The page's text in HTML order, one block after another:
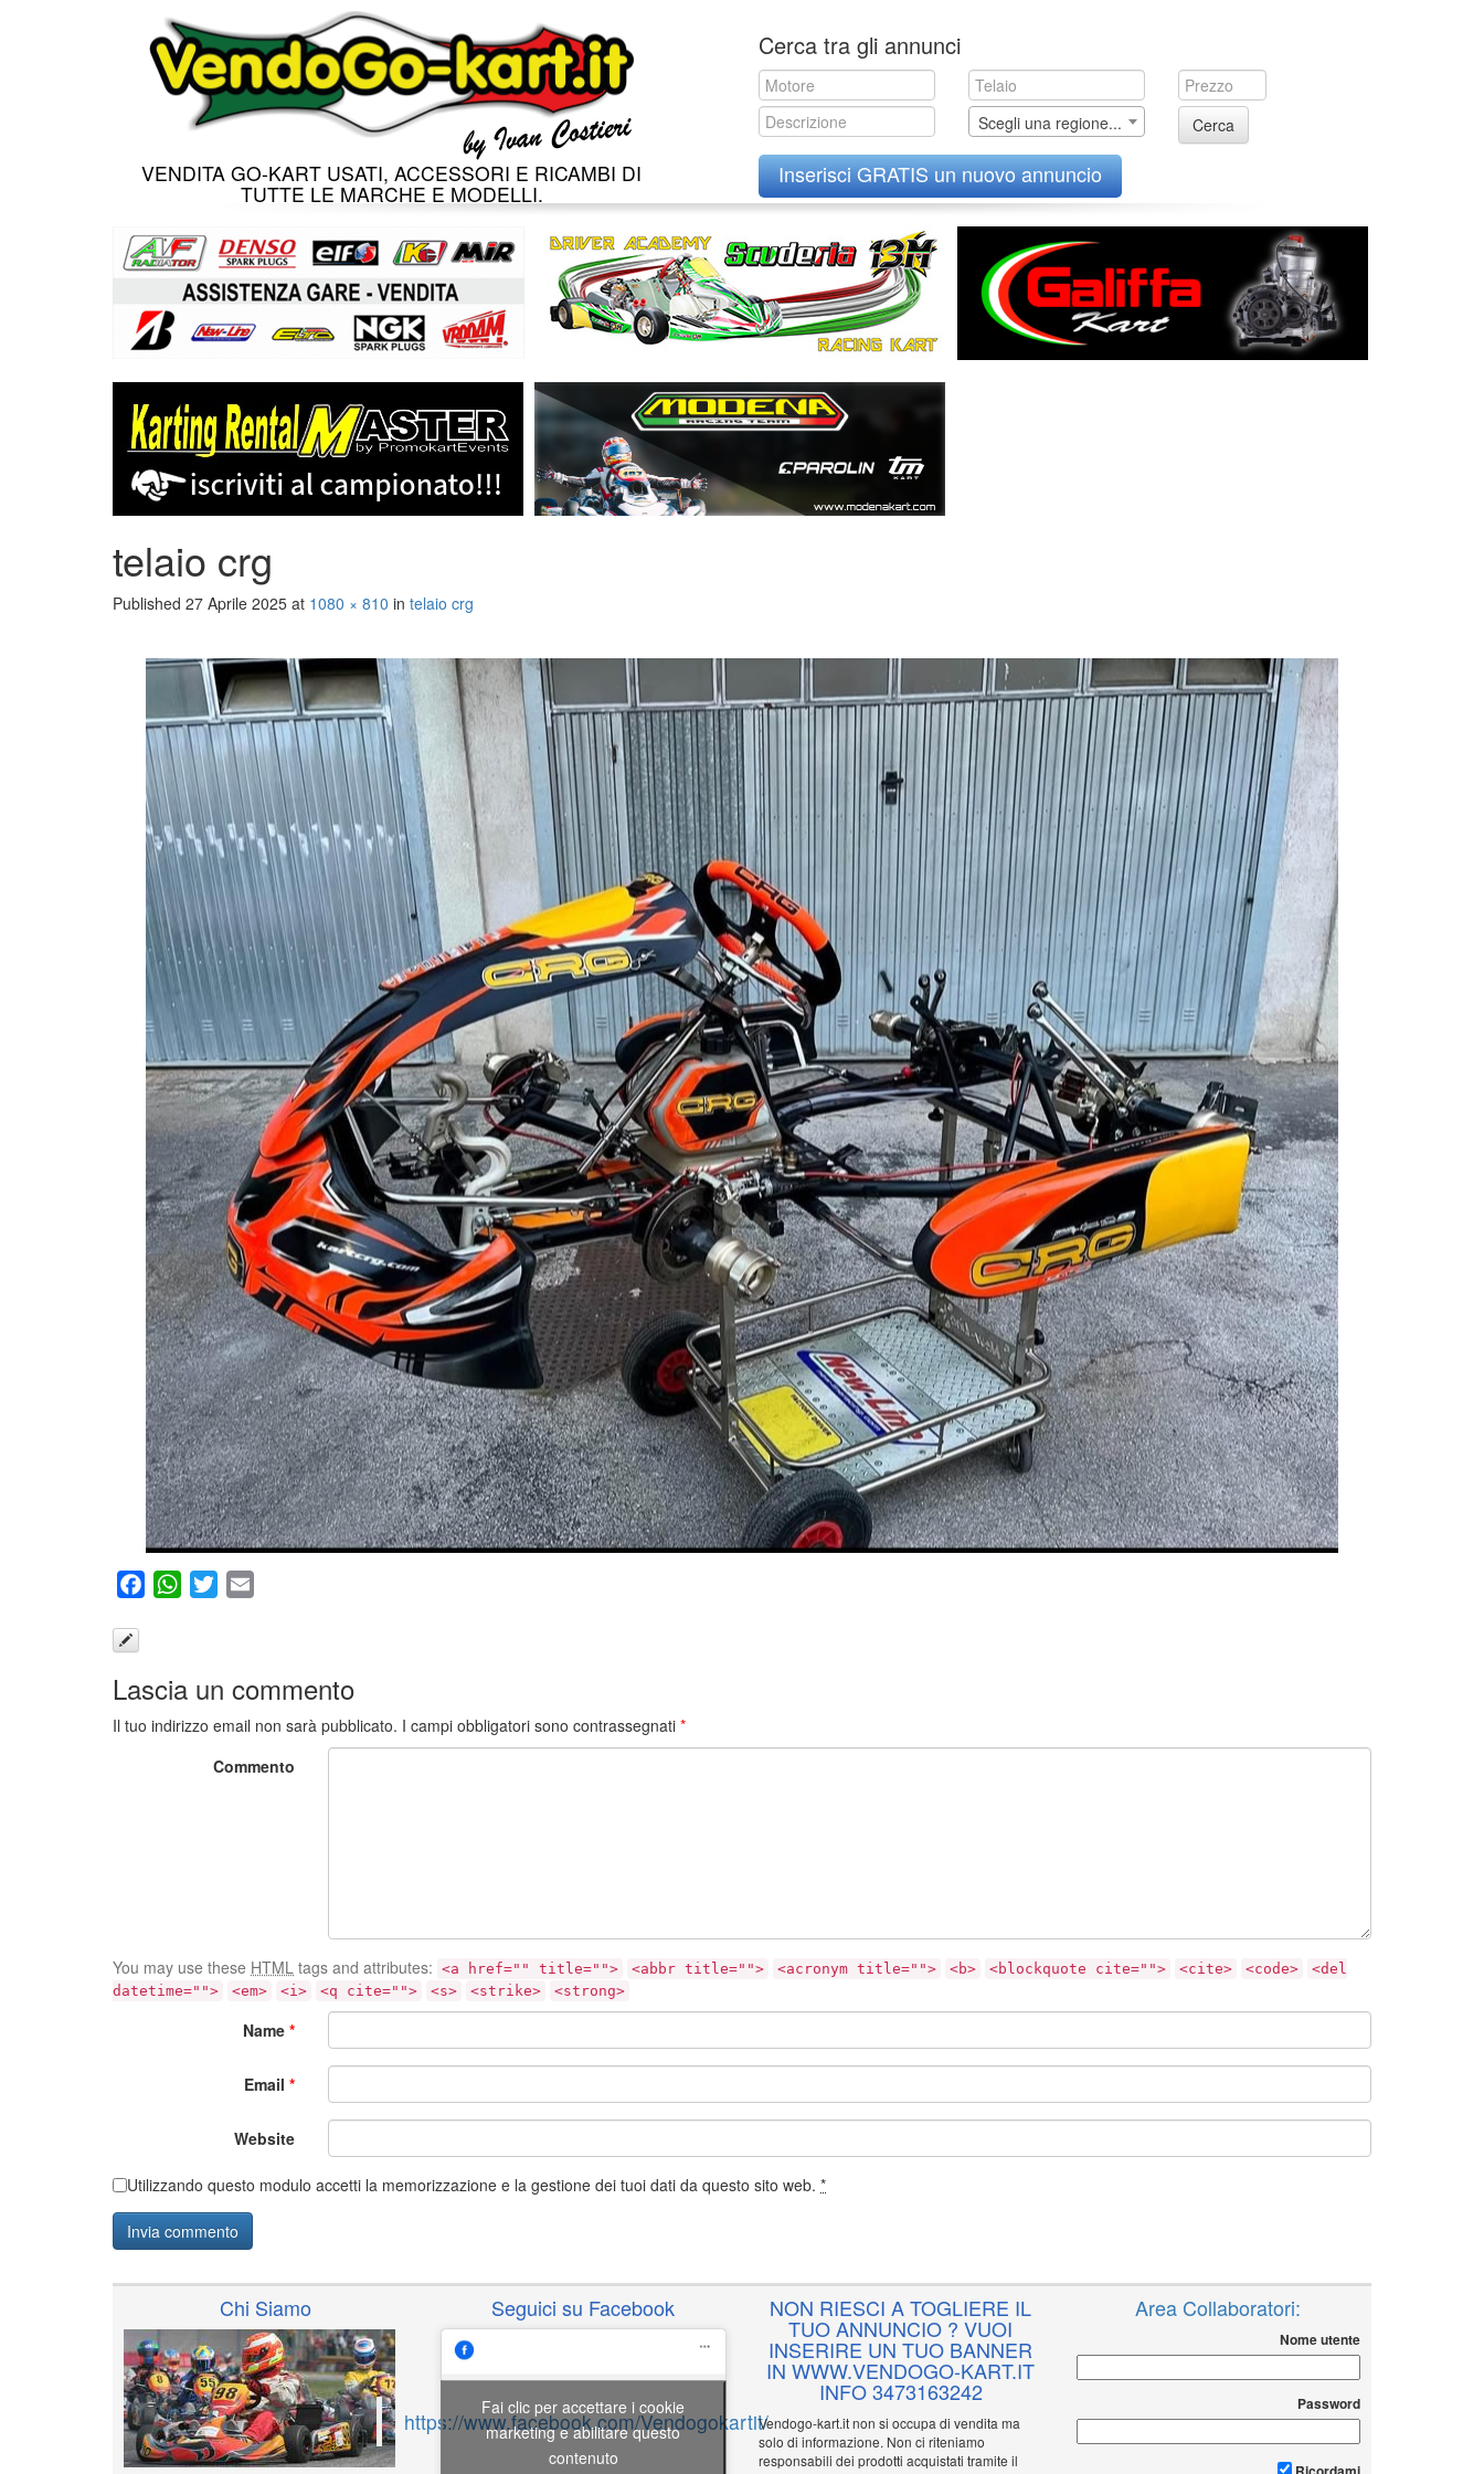
VENDITA GO-KART USATI, ACCESSORI E RICAMBI DI
TUTTE LE MARCHE E MODELLI.
to
content
Cerca tra gli annunci
Scegli una regione... Cerca
Inserisci GRATIS un nuovo annuncio
telaio crg
Published 27 Aprile 2025 at 1080 × 810 in telaio crg
FacebookWhatsApp
Twitter
Lascia un commento
Il tuo indirizzo email non sarà pubblicato. I campi obbligatori sono contrassegnati *
Commento
You may use these HTML tags and attributes: <a href="" title=""> <abbr title=""> <acronym title=""> <b> <blockquote cite=""> <cite> <code>
<del
datetime="">
<em> <i> <q cite=""> <s> <strike> <strong>
Name *
Email *
Website
Utilizzando questo modulo accetti la memorizzazione e la gestione dei tuoi dati da questo sito web. *
Chi Siamo Seguici su Facebook
https://www.facebook.com/Vendogokartit/
Fai clic per accettare i cookie
marketing e abilitare questo
contenuto
NON RIESCI A TOGLIERE IL
TUO ANNUNCIO ? VUOI
INSERIRE UN TUO BANNER
IN WWW.VENDOGO-KART.IT
INFO 3473163242
Vendogo-kart.it non si occupa di vendita ma
solo di informazione. Non ci riteniamo
responsabili dei prodotti acquistati tramite il
Area Collaboratori:
Nome utente
Password